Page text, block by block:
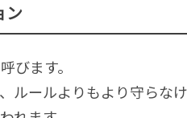
ン
びます。
ルールよりもより守らな